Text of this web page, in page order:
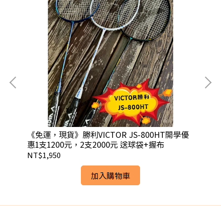
《免運，現貨》勝利VICTOR JS-800HT開學優
惠1支1200元，2支2000元 送球袋+握布
NT$1,950
加入購物車